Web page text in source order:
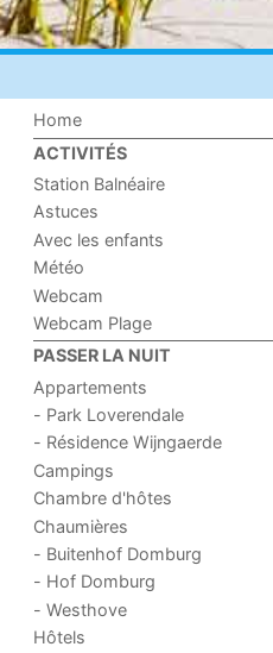
Home
ACTIVITÉS
Station Balnéaire
Astuces
Avec les enfants
Météo
Webcam
Webcam Plage
PASSER LA NUIT
Appartements
- Park Loverendale
- Résidence Wijngaerde
Campings
Chambre d'hôtes
Chaumières
- Buitenhof Domburg
- Hof Domburg
- Westhove
Hôtels